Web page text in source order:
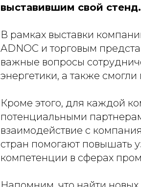
выставившим свой стенд.
В рамках выставки
ADNОC и торговым
важные вопросы
энергетики, а также
Кроме этого, для каждой
потенциальными
взаимодействие с
стран помогают повышать
компетенции в сферах